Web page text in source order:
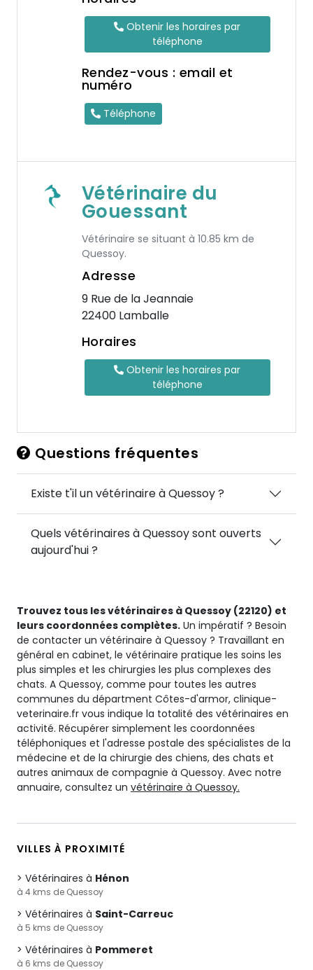
Obtenir les horaires par
téléphone
Rendez-vous : email et
numéro
Téléphone
Vétérinaire du
Gouessant
Vétérinaire se situant à 10.85 km de
Quessoy.
Adresse
9 Rue de la Jeannaie
22400 Lamballe
Horaires
Obtenir les horaires par
téléphone
Questions fréquentes
Existe t'il un vétérinaire à Quessoy ?
Quels vétérinaires à Quessoy sont ouverts
aujourd'hui ?
Trouvez tous les vétérinaires à Quessoy (22120) et
leurs coordonnées complètes. Un impératif ? Besoin
de contacter un vétérinaire à Quessoy ? Travaillant en
général en cabinet, le vétérinaire pratique les soins les
plus simples et les chirurgies les plus complexes des
chats. A Quessoy, comme pour toutes les autres
communes du départment Côtes-d'armor, clinique-
veterinaire.fr vous indique la totalité des vétérinaires en
activité. Récupérer simplement les coordonnées
téléphoniques et l'adresse postale des spécialistes de la
médecine et de la chirurgie des chiens, des chats et
autres animaux de compagnie à Quessoy. Avec notre
annuaire, consultez un vétérinaire à Quessoy.
VILLES À PROXIMITÉ
Vétérinaires à Hénon
à 4 kms de Quessoy
Vétérinaires à Saint-Carreuc
à 5 kms de Quessoy
Vétérinaires à Pommeret
à 6 kms de Quessoy